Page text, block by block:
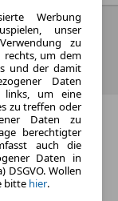
aktuellen BAIC
Rate:
Werbung
unser
zu
rechts, um dem
und der damit
Daten
links, um eine
zu treffen oder
Daten zu
berechtigter
auch die
Daten in
DSGVO. Wollen
bitte hier.